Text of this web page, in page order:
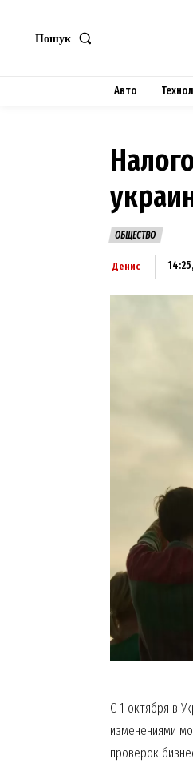
Пошук
Авто
ОБЩЕСТВО
Денис
С 1 октября в
изменениями
проверок